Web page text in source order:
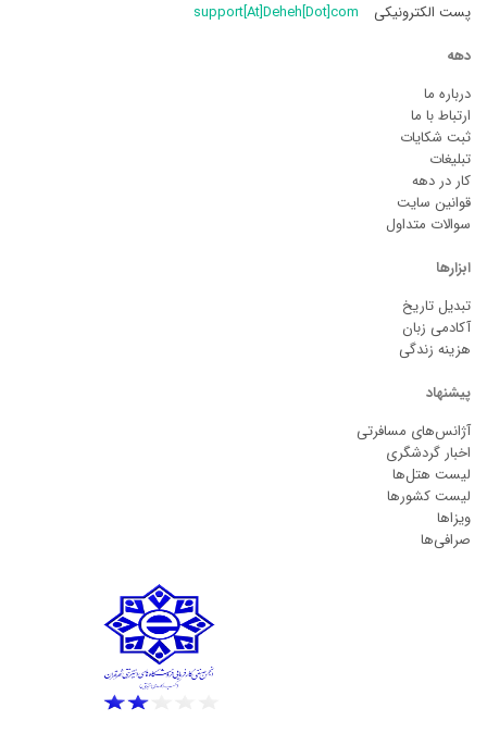
پست الکترونیکی
support[At]Deheh[Dot]com
دهه
درباره ما
ارتباط با ما
ثبت شکایات
تبلیغات
کار در دهه
قوانین سایت
سوالات متداول
ابزارها
تبدیل تاریخ
آکادمی زبان
هزینه زندگی
پیشنهاد
آژانس‌های مسافرتی
اخبار گردشگری
لیست هتل‌ها
لیست کشورها
ویزاها
صرافی‌ها